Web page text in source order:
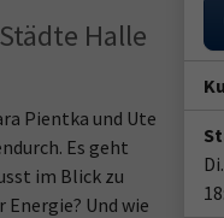
Halle
Pientka und Ute
Es geht
im Blick zu
Und wie